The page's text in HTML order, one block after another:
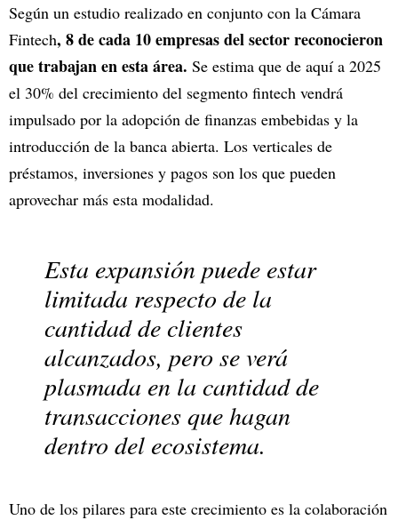
Según un estudio realizado en conjunto con la Cámara
Fintech, 8 de cada 10 empresas del sector reconocieron
que trabajan en esta área. Se estima que de aquí a 2025
el 30% del crecimiento del segmento fintech vendrá
impulsado por la adopción de finanzas embebidas y la
introducción de la banca abierta. Los verticales de
préstamos, inversiones y pagos son los que pueden
aprovechar más esta modalidad.
Esta expansión puede estar
limitada respecto de la
cantidad de clientes
alcanzados, pero se verá
plasmada en la cantidad de
transacciones que hagan
dentro del ecosistema.
Uno de los pilares para este crecimiento es la colaboración